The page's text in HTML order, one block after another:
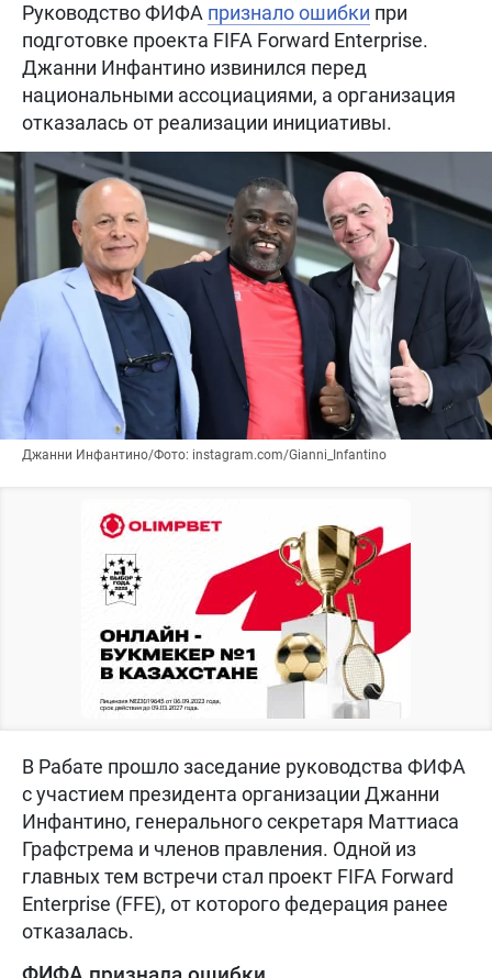
Руководство ФИФА признало ошибки при
подготовке проекта FIFA Forward Enterprise.
Джанни Инфантино извинился перед
национальными ассоциациями, а организация
отказалась от реализации инициативы.
Джанни Инфантино/Фото: instagram.com/Gianni_Infantino
В Рабате прошло заседание руководства ФИФА
с участием президента организации Джанни
Инфантино, генерального секретаря Маттиаса
Графстрема и членов правления. Одной из
главных тем встречи стал проект FIFA Forward
Enterprise (FFE), от которого федерация ранее
отказалась.